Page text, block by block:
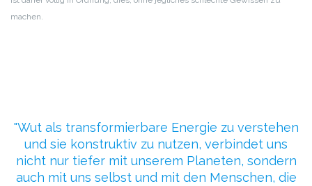
machen.
Wut als transformierbare Energie zu verstehen
und sie konstruktiv zu nutzen, verbindet uns
nicht nur tiefer mit unserem Planeten, sondern
auch mit uns selbst und mit den Menschen, die